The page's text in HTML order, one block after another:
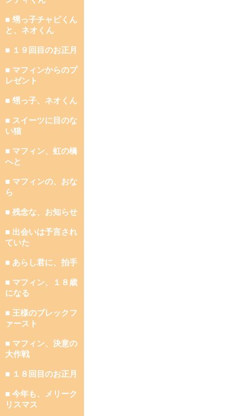
■ 甥っ子チャビくん
と、ネオくん
■ １９回目のお正月
■ マフィンからのプ
レゼント
■ 甥っ子、ネオくん
■ スイーツに目のな
い猫
■ マフィン、虹の橋
へと
■ マフィンの、おな
ら
■ 残念な、お知らせ
■ 出会いは予言され
ていた
■ あらし君に、拍手
■ マフィン、１８歳
になる
■ 王様のブレックフ
ァースト
■ マフィン、決意の
大作戦
■ １８回目のお正月
■ 今年も、メリーク
リスマス